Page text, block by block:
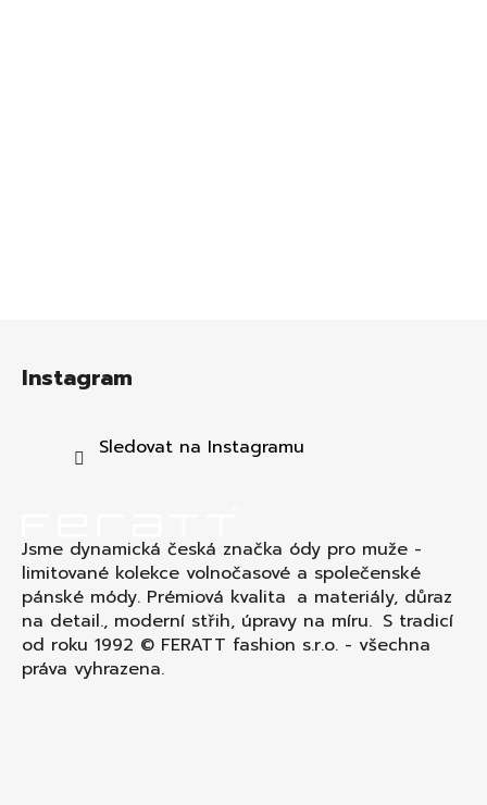
Instagram
Sledovat na Instagramu
Jsme dynamická česká značka ódy pro muže -
limitované kolekce volnočasové a společenské
pánské módy. Prémiová kvalita a materiály, důraz
na detail., moderní střih, úpravy na míru. S tradicí
od roku 1992 © FERATT fashion s.r.o. - všechna
práva vyhrazena.